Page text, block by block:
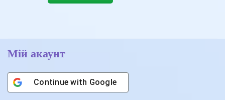
Мій акаунт
Continue with Google